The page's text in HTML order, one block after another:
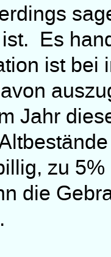
Es
ist bei
Jahr
zu
die